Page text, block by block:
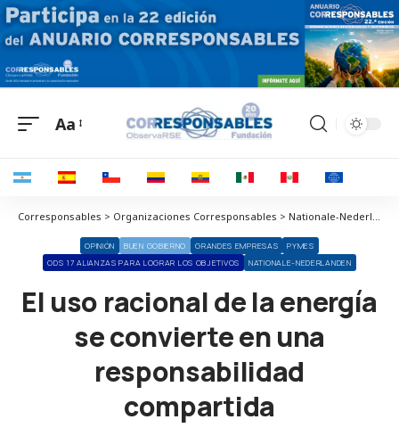
Aa
Corresponsables > Organizaciones Corresponsables > Nationale-Nederlanden > El uso racional de la energía se convierte en una responsabilidad compartida
OPINIÓN BUEN GOBIERNO GRANDES EMPRESAS
PYMES
ODS 17 ALIANZAS PARA LOGRAR LOS OBJETIVOS
NATIONALE-NEDERLANDEN
El uso racional de la energía
se convierte en una
responsabilidad
compartida